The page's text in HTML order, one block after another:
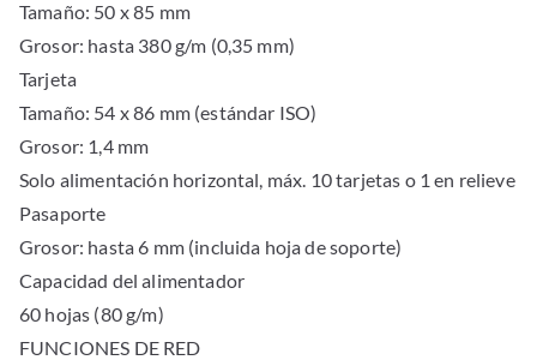
Tamaño: 50 x 85 mm
Grosor: hasta 380 g/m (0,35 mm)
Tarjeta
Tamaño: 54 x 86 mm (estándar ISO)
Grosor: 1,4 mm
Solo alimentación horizontal, máx. 10 tarjetas o 1 en relieve
Pasaporte
Grosor: hasta 6 mm (incluida hoja de soporte)
Capacidad del alimentador
60 hojas (80 g/m)
FUNCIONES DE RED